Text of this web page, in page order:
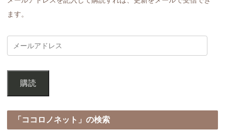
ます。
購読
「ココロノネット」の検索